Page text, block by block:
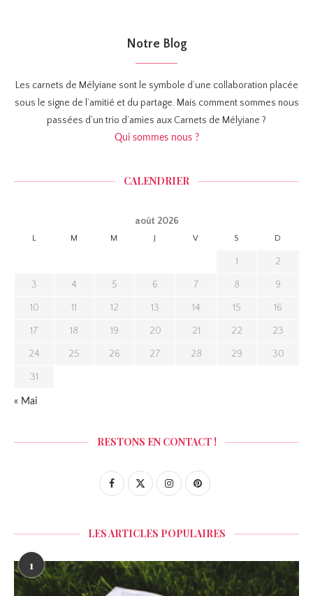
Notre Blog
Les carnets de Mélyiane sont le symbole d’une collaboration placée
sous le signe de l’amitié et du partage. Mais comment sommes nous
passées d’un trio d’amies aux Carnets de Mélyiane ?
Qui sommes nous ?
CALENDRIER
août 2026
L M M J V S D
1 2
3 4 5 6 7 8 9
10 11 12 13 14 15 16
17 18 19 20 21 22 23
24 25 26 27 28 29 30
31
« Mai
RESTONS EN CONTACT !
LES ARTICLES POPULAIRES
1